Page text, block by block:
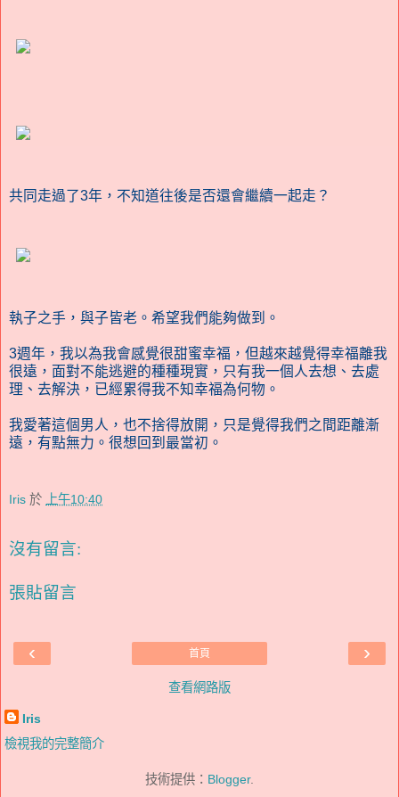
共同走過了3年，不知道往後是否還會繼續一起走？
執子之手，與子皆老。希望我們能夠做到。
3週年，我以為我會感覺很甜蜜幸福，但越來越覺得幸福離我
很遠，面對不能逃避的種種現實，只有我一個人去想、去處
理、去解決，已經累得我不知幸福為何物。
我愛著這個男人，也不捨得放開，只是覺得我們之間距離漸
遠，有點無力。很想回到最當初。
Iris 於 上午10:40
沒有留言:
張貼留言
‹ ›
首頁
查看網路版
Iris
檢視我的完整簡介
技術提供： Blogger.